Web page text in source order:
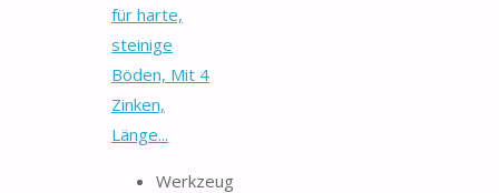
für harte,
steinige
Böden, Mit 4
Zinken,
Länge...
Werkzeug